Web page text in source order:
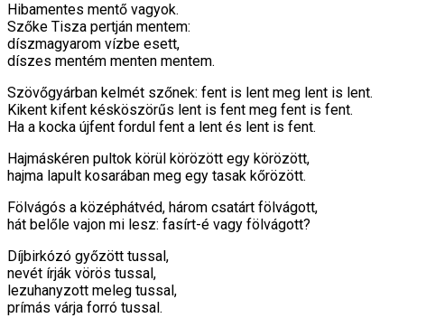
Hibamentes mentő vagyok.
Szőke Tisza pertján mentem:
díszmagyarom vízbe esett,
díszes mentém menten mentem.
Szövőgyárban kelmét szőnek: fent is lent meg lent is lent.
Kikent kifent késköszörűs lent is fent meg fent is fent.
Ha a kocka újfent fordul fent a lent és lent is fent.
Hajmáskéren pultok körül körözött egy körözött,
hajma lapult kosarában meg egy tasak kőrözött.
Fölvágós a középhátvéd, három csatárt fölvágott,
hát belőle vajon mi lesz: fasírt-é vagy fölvágott?
Díjbirkózó győzött tussal,
nevét írják vörös tussal,
lezuhanyzott meleg tussal,
prímás várja forró tussal.